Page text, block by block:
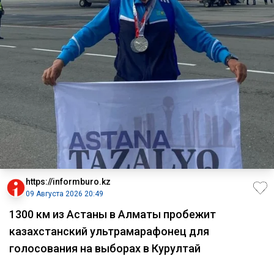
https://informburo.kz
09 Августа 2026 20:49
1300 км из Астаны в Алматы пробежит
казахстанский ультрамарафонец для
голосования на выборах в Курултай